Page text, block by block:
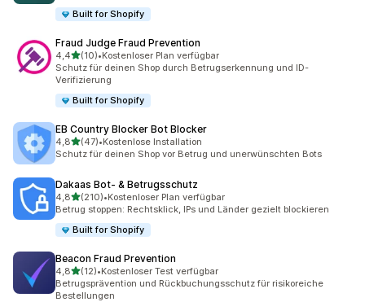
Built for Shopify
Fraud Judge Fraud Prevention
4,4von 5 Sternen
(10)
10 Rezensionen insgesamt
•Kostenloser Plan verfügbar
Schutz für deinen Shop durch Betrugserkennung und ID-
Verifizierung
Built for Shopify
EB Country Blocker Bot Blocker
4,8von 5 Sternen
(47)
47 Rezensionen insgesamt
•Kostenlose Installation
Schutz für deinen Shop vor Betrug und unerwünschten Bots
Dakaas Bot‑ & Betrugsschutz
4,8von 5 Sternen
(210)
210 Rezensionen insgesamt
•Kostenloser Plan verfügbar
Betrug stoppen: Rechtsklick, IPs und Länder gezielt blockieren
Built for Shopify
Beacon Fraud Prevention
4,8von 5 Sternen
(12)
12 Rezensionen insgesamt
•Kostenloser Test verfügbar
Betrugsprävention und Rückbuchungsschutz für risikoreiche
Bestellungen